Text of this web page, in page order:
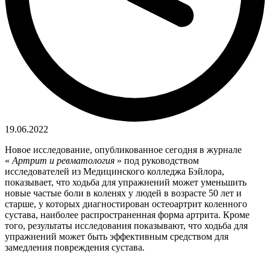
19.06.2022
Новое исследование, опубликованное сегодня в журнале
« Артрит и ревматология » под руководством
исследователей из Медицинского колледжа Бэйлора,
показывает, что ходьба для упражнений может уменьшить
новые частые боли в коленях у людей в возрасте 50 лет и
старше, у которых диагностирован остеоартрит коленного
сустава, наиболее распространенная форма артрита. Кроме
того, результаты исследования показывают, что ходьба для
упражнений может быть эффективным средством для
замедления повреждения сустава.